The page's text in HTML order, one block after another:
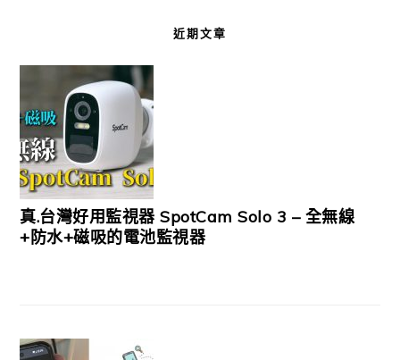
近期文章
真.台灣好用監視器 SpotCam Solo 3 – 全無線
+防水+磁吸的電池監視器